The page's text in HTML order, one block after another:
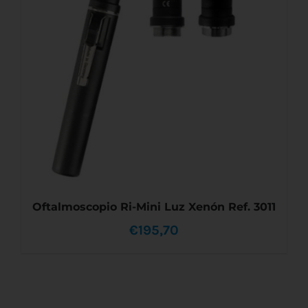
Oftalmoscopio Ri-Mini Luz Xenón Ref. 3011
€195,70